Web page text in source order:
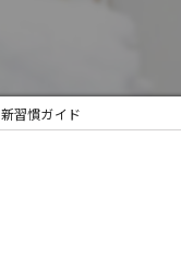
習慣ガイド